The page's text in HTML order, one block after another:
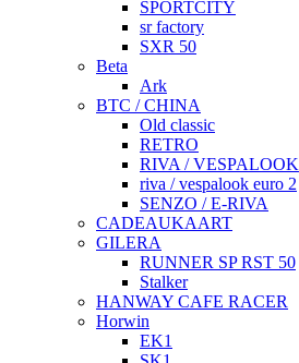
SPORTCITY
sr factory
SXR 50
Beta
Ark
BTC / CHINA
Old classic
RETRO
RIVA / VESPALOOK
riva / vespalook euro 2
SENZO / E-RIVA
CADEAUKAART
GILERA
RUNNER SP RST 50
Stalker
HANWAY CAFE RACER
Horwin
EK1